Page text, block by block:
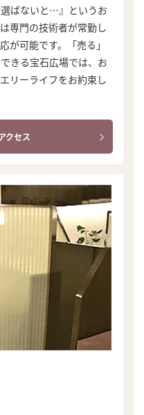
ばないと…』というお
専門の技術者が常勤し
が可能です。「売る」
きる宝石広場では、お
リーライフをお約束し
クセス